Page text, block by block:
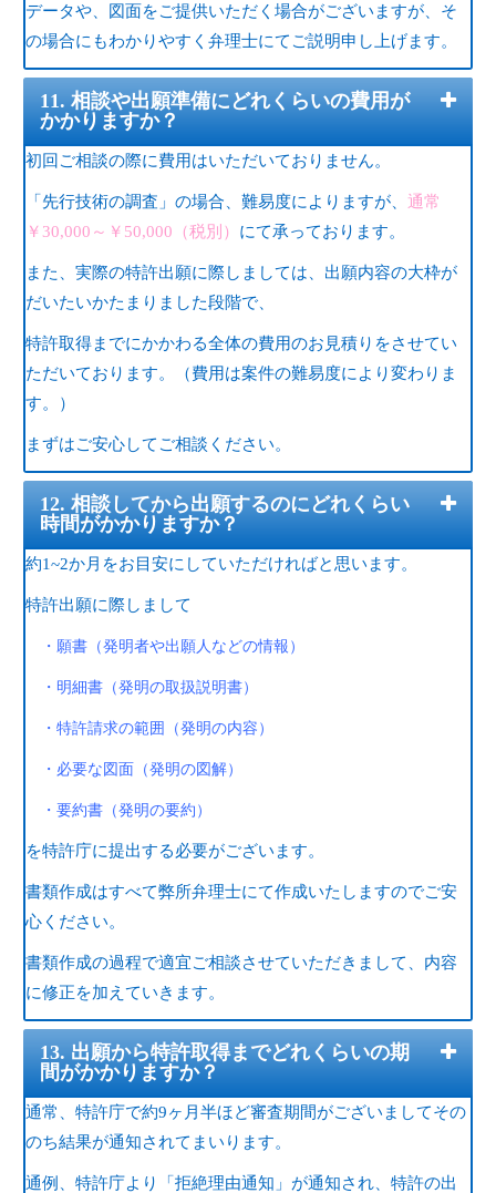
データや、図面をご提供いただく場合がございますが、そ
の場合にもわかりやすく弁理士にてご説明申し上げます。
11. 相談や出願準備にどれくらいの費用が
かかりますか？
初回ご相談の際に費用はいただいておりません。
「先行技術の調査」の場合、難易度によりますが、 通常
￥30,000～￥50,000（税別） にて承っております。
また、実際の特許出願に際しましては、出願内容の大枠が
だいたいかたまりました段階で、
特許取得までにかかわる全体の費用のお見積りをさせてい
ただいております。（費用は案件の難易度により変わりま
す。）
まずはご安心してご相談ください。
12. 相談してから出願するのにどれくらい
時間がかかりますか？
約1~2か月をお目安にしていただければと思います。
特許出願に際しまして
・願書（発明者や出願人などの情報）
・明細書（発明の取扱説明書）
・特許請求の範囲（発明の内容）
・必要な図面（発明の図解）
・要約書（発明の要約）
を特許庁に提出する必要がございます。
書類作成はすべて弊所弁理士にて作成いたしますのでご安
心ください。
書類作成の過程で適宜ご相談させていただきまして、内容
に修正を加えていきます。
13. 出願から特許取得までどれくらいの期
間がかかりますか？
通常、特許庁で約9ヶ月半ほど審査期間がございましてその
のち結果が通知されてまいります。
通例、特許庁より「拒絶理由通知」が通知され、特許の出